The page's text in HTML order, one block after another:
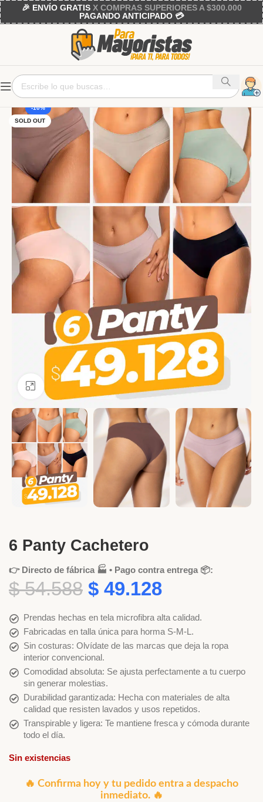
🎉 ENVÍO GRATISX COMPRAS SUPERIORES A $300.000
PAGANDO ANTICIPADO 💳
-10%
SOLD OUT
Ver más grande
6 Panty Cachetero
👉 Directo de fábrica 🏭 • Pago contra entrega 📦:
$54.588 $ 49.128
Prendas hechas en tela microfibra alta calidad.
Fabricadas en talla única para horma S-M-L.
Sin costuras: Olvídate de las marcas que deja la ropa
interior convencional.
Comodidad absoluta: Se ajusta perfectamente a tu cuerpo
sin generar molestias.
Durabilidad garantizada: Hecha con materiales de alta
calidad que resisten lavados y usos repetidos.
Transpirable y ligera: Te mantiene fresca y cómoda durante
todo el día.
Sin existencias
🔥 Confirma hoy y tu pedido entra a despacho
inmediato. 🔥